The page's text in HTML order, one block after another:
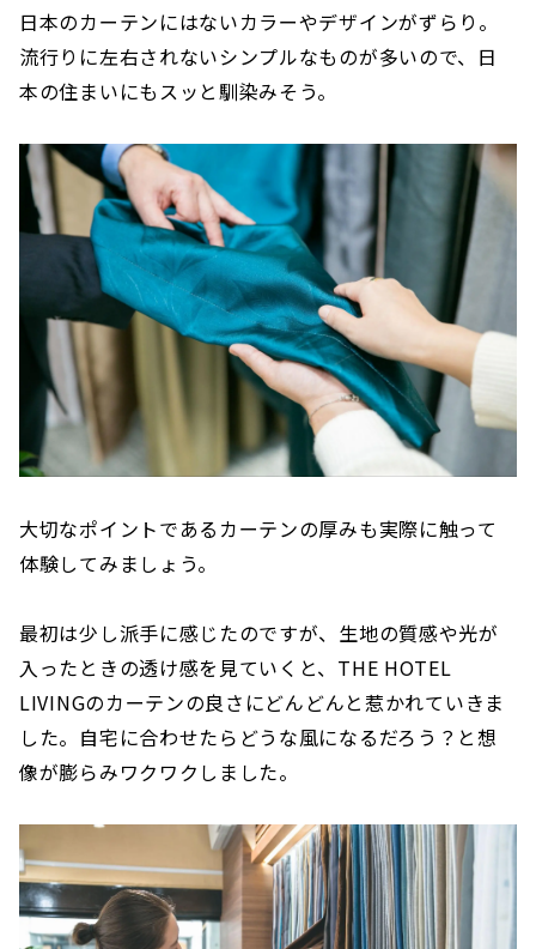
日本のカーテンにはないカラーやデザインがずらり。
流行りに左右されないシンプルなものが多いので、日
本の住まいにもスッと馴染みそう。
大切なポイントであるカーテンの厚みも実際に触って
体験してみましょう。
最初は少し派手に感じたのですが、生地の質感や光が
入ったときの透け感を見ていくと、THE HOTEL
LIVINGのカーテンの良さにどんどんと惹かれていきま
した。自宅に合わせたらどうな風になるだろう？と想
像が膨らみワクワクしました。